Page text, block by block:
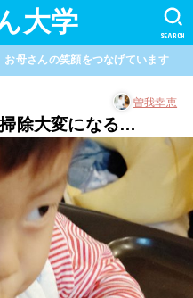
大学 SEARCH
お母さんの笑顔をつなげています
曽我幸恵
除大変になる…